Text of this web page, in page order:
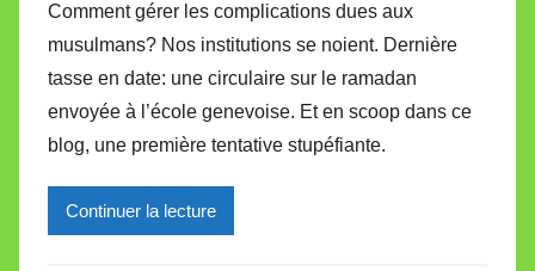
r
M
i
r
e
l
l
Comment gérer les complications dues aux
musulmans? Nos institutions se noient. Dernière
tasse en date: une circulaire sur le ramadan
envoyée à l’école genevoise. Et en scoop dans ce
blog, une première tentative stupéfiante.
Continuer la lecture